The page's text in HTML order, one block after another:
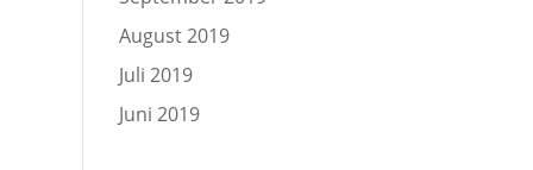
August 2019
Juli 2019
Juni 2019